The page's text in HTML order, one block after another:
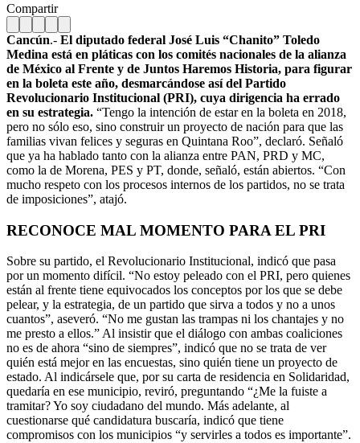
Compartir
Cancún.- El diputado federal José Luis “Chanito” Toledo
Medina está en pláticas con los comités nacionales de la alianza
de México al Frente y de Juntos Haremos Historia, para figurar
en la boleta este año, desmarcándose así del Partido
Revolucionario Institucional (PRI), cuya dirigencia ha errado
en su estrategia. “Tengo la intención de estar en la boleta en 2018,
pero no sólo eso, sino construir un proyecto de nación para que las
familias vivan felices y seguras en Quintana Roo”, declaró. Señaló
que ya ha hablado tanto con la alianza entre PAN, PRD y MC,
como la de Morena, PES y PT, donde, señaló, están abiertos. “Con
mucho respeto con los procesos internos de los partidos, no se trata
de imposiciones”, atajó.
RECONOCE MAL MOMENTO PARA EL PRI
Sobre su partido, el Revolucionario Institucional, indicó que pasa
por un momento difícil. “No estoy peleado con el PRI, pero quienes
están al frente tiene equivocados los conceptos por los que se debe
pelear, y la estrategia, de un partido que sirva a todos y no a unos
cuantos”, aseveró. “No me gustan las trampas ni los chantajes y no
me presto a ellos.” Al insistir que el diálogo con ambas coaliciones
no es de ahora “sino de siempres”, indicó que no se trata de ver
quién está mejor en las encuestas, sino quién tiene un proyecto de
estado. Al indicársele que, por su carta de residencia en Solidaridad,
quedaría en ese municipio, reviró, preguntando “¿Me la fuiste a
tramitar? Yo soy ciudadano del mundo. Más adelante, al
cuestionarse qué candidatura buscaría, indicó que tiene
compromisos con los municipios “y servirles a todos es importante”.